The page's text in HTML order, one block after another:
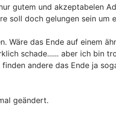
gutem und akzeptabelen
doch gelungen sein um
das Ende auf einem
schade...... aber ich bin
andere das Ende ja
geändert.